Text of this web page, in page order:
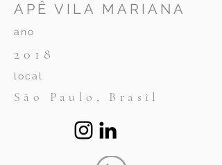
APÊ VILA MARIANA
ano
2018
local
São Paulo, Brasil